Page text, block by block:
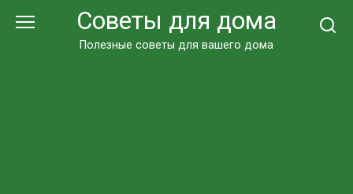
Советы для дома
Полезные советы для вашего дома